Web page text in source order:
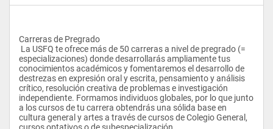
Carreras de Pregrado
especializaciones) donde desarrollarás ampliamente tus
conocimientos académicos y fomentaremos el desarrollo de
destrezas en expresión oral y escrita, pensamiento y análisis
crítico, resolución creativa de problemas e investigación
independiente. Formamos individuos globales, por lo que junto
a los cursos de tu carrera obtendrás una sólida base en
cultura general y artes a través de cursos de Colegio General,